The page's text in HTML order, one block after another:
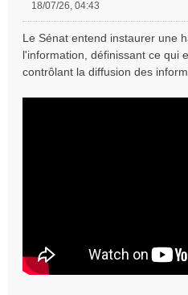
s
s
a
18/07/26, 04:43
Le Sénat entend instaurer une
l'information, définissant ce qui
contrôlant la diffusion des